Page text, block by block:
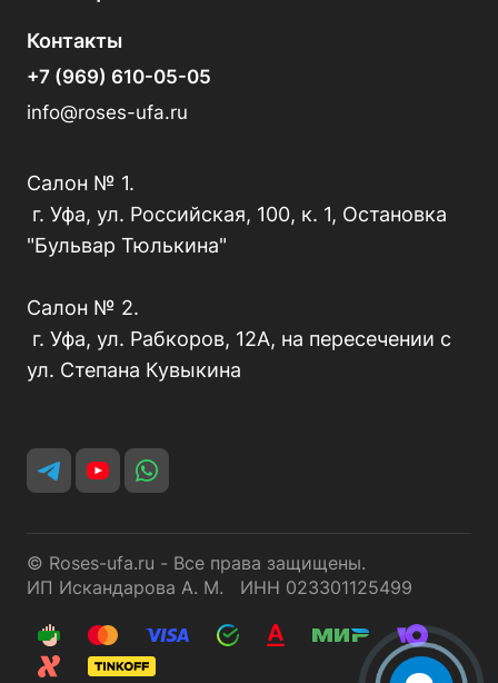
Контакты
+7 (969) 610-05-05
info@roses-ufa.ru
Салон № 1.
г. Уфа, ул. Российская, 100, к. 1, Остановка
"Бульвар Тюлькина"
Салон № 2.
г. Уфа, ул. Рабкоров, 12А, на пересечении с
ул. Степана Кувыкина
© Roses-ufa.ru - Все права защищены.
ИП Искандарова А. М. ИНН 023301125499